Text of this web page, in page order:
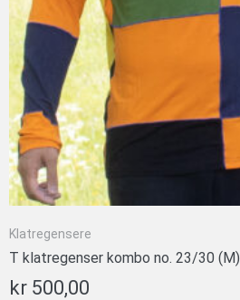
Klatregensere
T klatregenser kombo no. 23/30 (M)
kr 500,00